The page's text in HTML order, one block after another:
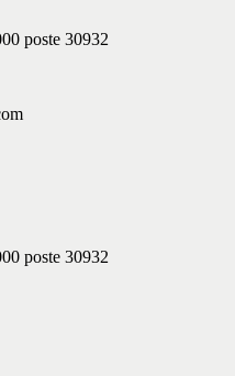
poste 30932
poste 30932